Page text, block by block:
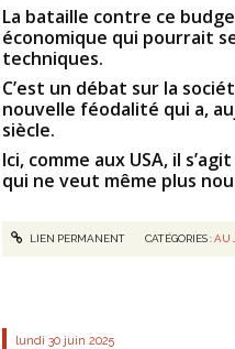
La bataille contre ce
économique qui pourrait
techniques.
C’est un débat sur la
nouvelle féodalité qui a,
siècle.
Ici, comme aux USA, il
qui ne veut même plus
LIEN PERMANENT CATÉGORIES :AU
lundi 30 juin 2025